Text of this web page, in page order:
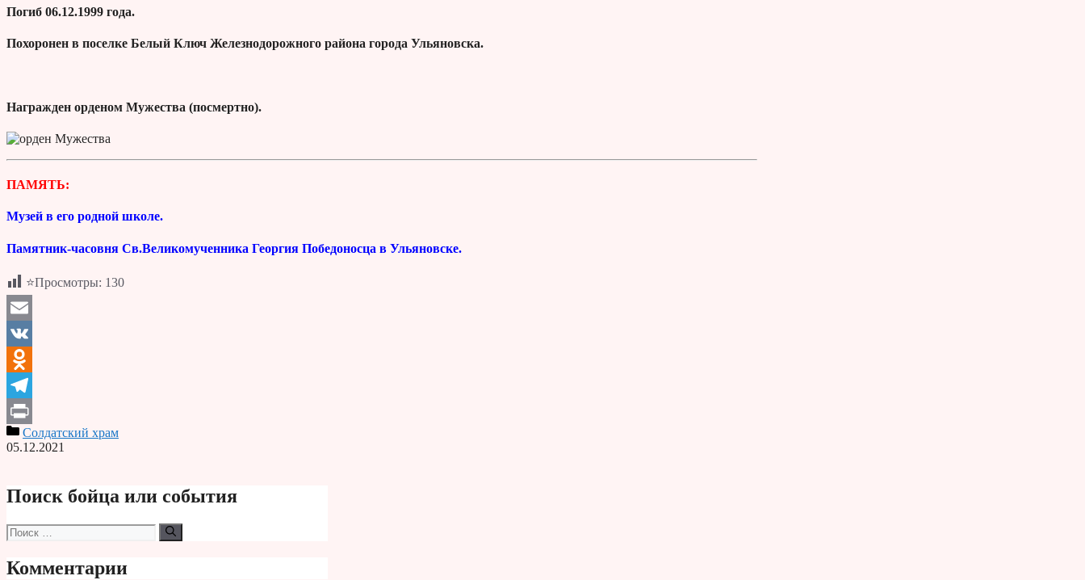
Погиб 06.12.1999 года.
Похоронен в поселке Белый Ключ Железнодорожного района города Ульяновска.
Награжден орденом Мужества (посмертно).
ПАМЯТЬ:
Музей в его родной школе.
Памятник-часовня Св.Великомученника Георгия Победоносца в Ульяновске.
⭐Просмотры: 130
Email
VK
Odnoklassniki
Telegram
PrintСолдатский храм
05.12.2021
Поиск бойца или события
Поиск:
Комментарии